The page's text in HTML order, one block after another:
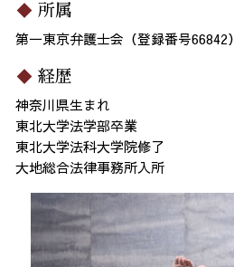
所属
第一東京弁護士会（登録番号66842）
経歴
神奈川県生まれ
東北大学法学部卒業
東北大学法科大学院修了
大地総合法律事務所入所